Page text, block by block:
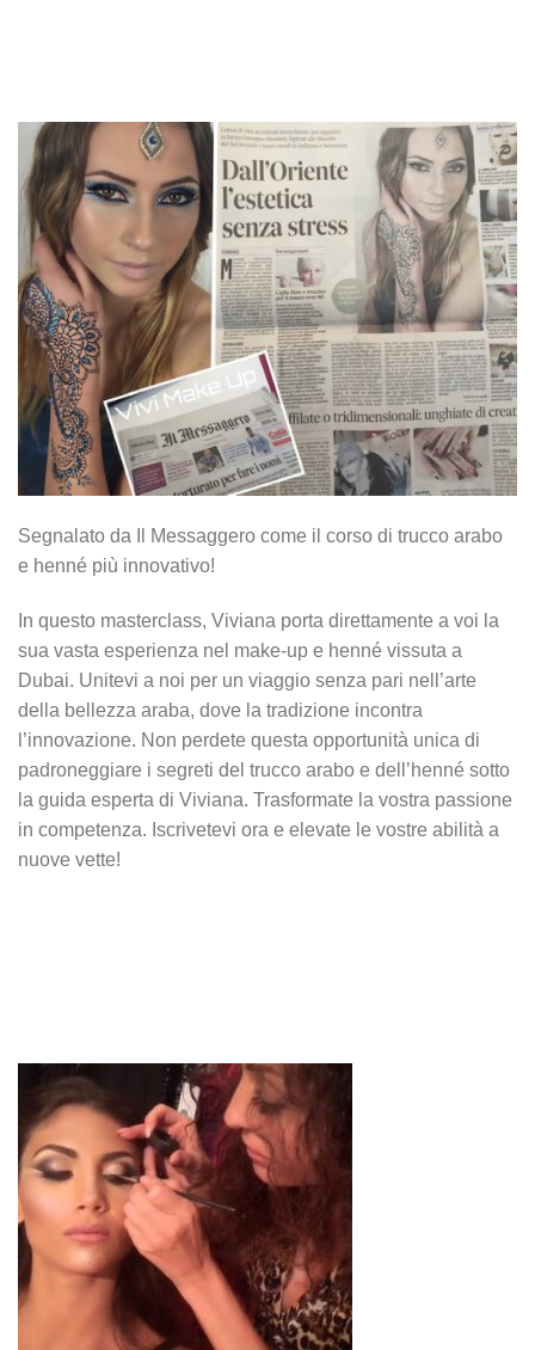
Segnalato da Il Messaggero come il corso di trucco arabo
e henné più innovativo!
In questo masterclass, Viviana porta direttamente a voi la
sua vasta esperienza nel make-up e henné vissuta a
Dubai. Unitevi a noi per un viaggio senza pari nell’arte
della bellezza araba, dove la tradizione incontra
l’innovazione. Non perdete questa opportunità unica di
padroneggiare i segreti del trucco arabo e dell’henné sotto
la guida esperta di Viviana. Trasformate la vostra passione
in competenza. Iscrivetevi ora e elevate le vostre abilità a
nuove vette!